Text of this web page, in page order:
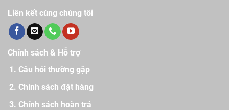
Liên kết cùng chúng tôi
Chính sách & Hỗ trợ
Câu hỏi thường gặp
Chính sách đặt hàng
Chính sách hoàn trả